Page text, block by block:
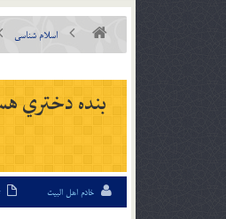
اسلام شناسی
بنده دختري
خادم اهل البیت